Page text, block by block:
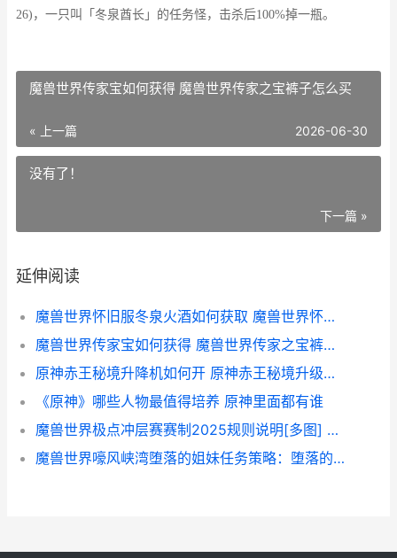
26)，一只叫「冬泉酋长」的任务怪，击杀后100%掉一瓶。
魔兽世界传家宝如何获得 魔兽世界传家之宝裤子怎么买
« 上一篇 2026-06-30
没有了！
下一篇 »
延伸阅读
魔兽世界怀旧服冬泉火酒如何获取 魔兽世界怀旧服巫妖王之怒
魔兽世界传家宝如何获得 魔兽世界传家之宝裤子怎么买
原神赤王秘境升降机如何开 原神赤王秘境升级路线
《原神》哪些人物最值得培养 原神里面都有谁
魔兽世界极点冲层赛赛制2025规则说明[多图] 魔兽世界极点冲锋怎么做
魔兽世界嚎风峡湾堕落的姐妹任务策略：堕落的姐妹任务触发坐标完美过关步骤[多图] 魔兽世界嚎风峡湾卡鲁亚克日常